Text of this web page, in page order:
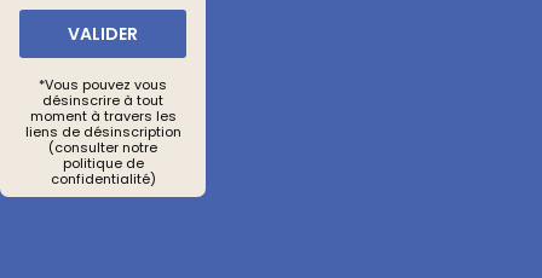
VALIDER
*Vous pouvez vous
désinscrire à tout
moment à travers les
liens de désinscription
(consulter notre
politique de
confidentialité)